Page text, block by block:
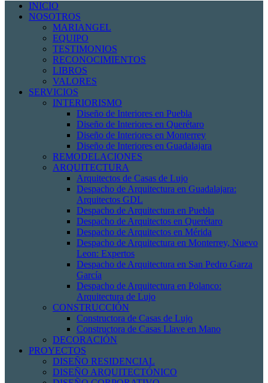
INICIO
NOSOTROS
MARIANGEL
EQUIPO
TESTIMONIOS
RECONOCIMIENTOS
LIBROS
VALORES
SERVICIOS
INTERIORISMO
Diseño de Interiores en Puebla
Diseño de Interiores en Querétaro
Diseño de Interiores en Monterrey
Diseño de Interiores en Guadalajara
REMODELACIONES
ARQUITECTURA
Arquitectos de Casas de Lujo
Despacho de Arquitectura en Guadalajara:
Arquitectos GDL
Despacho de Arquitectura en Puebla
Despacho de Arquitectos en Querétaro
Despacho de Arquitectos en Mérida
Despacho de Arquitectura en Monterrey, Nuevo
Leon: Expertos
Despacho de Arquitectura en San Pedro Garza
García
Despacho de Arquitectura en Polanco:
Arquitectura de Lujo
CONSTRUCCIÓN
Constructora de Casas de Lujo
Constructora de Casas Llave en Mano
DECORACIÓN
PROYECTOS
DISEÑO RESIDENCIAL
DISEÑO ARQUITECTÓNICO